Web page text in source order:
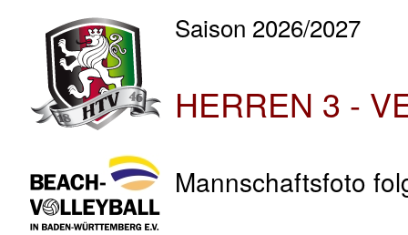
Saison 2026/2027
HERREN 3 -
Mannschaftsfoto